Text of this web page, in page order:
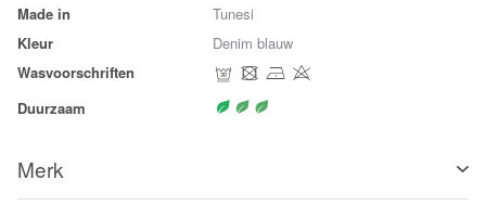
Made in
Tunesi
Kleur
Denim blauw
Wasvoorschriften
Duurzaam
Merk